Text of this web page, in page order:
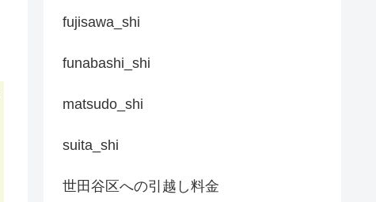
fujisawa_shi
funabashi_shi
matsudo_shi
suita_shi
世田谷区への引越し料金